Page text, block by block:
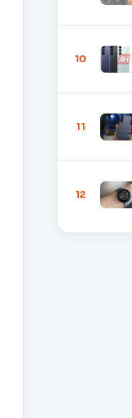
10
11
12